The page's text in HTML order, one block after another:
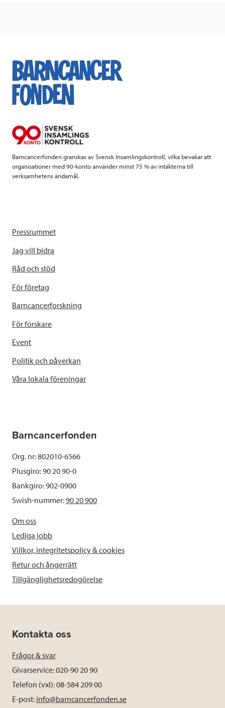
k
Barncancerfonden granskas av Svensk Insamlingskontroll, vilka bevakar att
organisationer med 90-konto använder minst 75 % av intäkterna till
verksamhetens ändamål.
Pressrummet
Jag vill bidra
Råd och stöd
För företag
Barncancerforskning
För forskare
Event
Politik och påverkan
Våra lokala föreningar
Barncancerfonden
Org. nr: 802010-6566
Plusgiro: 90 20 90-0
Bankgiro: 902-0900
Swish-nummer:90 20 900
Om oss
Lediga jobb
Villkor, integritetspolicy & cookies
Retur och ångerrätt
Tillgänglighetsredogörelse
Kontakta oss
Frågor & svar
Givarservice: 020-90 20 90
Telefon (vxl): 08-584 209 00
E-post: info@barncancerfonden.se